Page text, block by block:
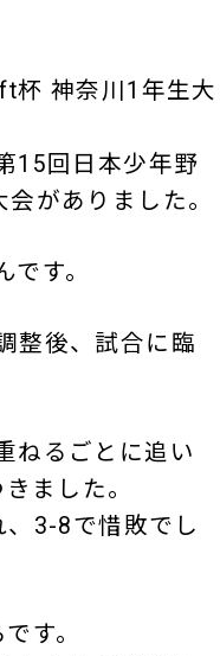
杯 神奈川1年生大
15回日本少年野
がありました。
す。
整後、試合に臨
ねるごとに追い
ました。
3-8で惜敗でし
す。